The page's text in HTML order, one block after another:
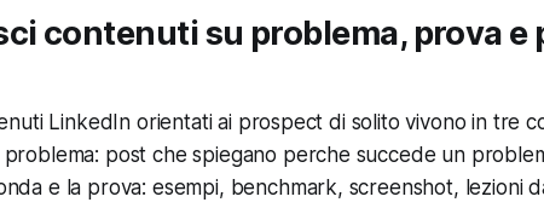
contenuti su problema, prova e
LinkedIn orientati ai prospect di solito vivono in tre
post che spiegano perche succede un
e la prova: esempi, benchmark, screenshot, lezioni